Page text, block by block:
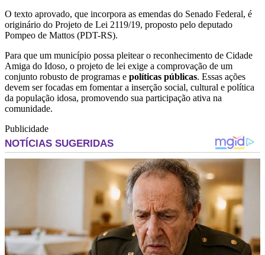
O texto aprovado, que incorpora as emendas do Senado Federal, é
originário do Projeto de Lei 2119/19, proposto pelo deputado
Pompeo de Mattos (PDT-RS).
Para que um município possa pleitear o reconhecimento de Cidade
Amiga do Idoso, o projeto de lei exige a comprovação de um
conjunto robusto de programas e políticas públicas. Essas ações
devem ser focadas em fomentar a inserção social, cultural e política
da população idosa, promovendo sua participação ativa na
comunidade.
Publicidade